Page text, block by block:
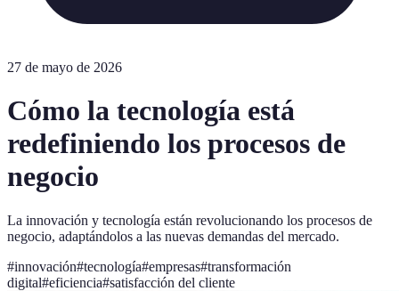
27 de mayo de 2026
Cómo la tecnología está
redefiniendo los procesos de
negocio
La innovación y tecnología están revolucionando los procesos de
negocio, adaptándolos a las nuevas demandas del mercado.
#innovación#tecnología#empresas#transformación
digital#eficiencia#satisfacción del cliente